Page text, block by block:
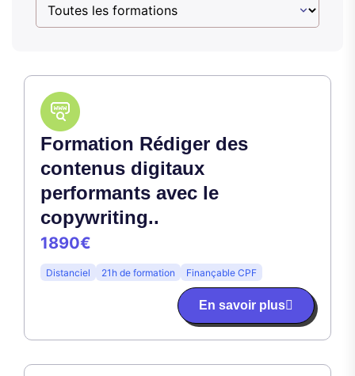
Formation Rédiger des
contenus digitaux
performants avec le
copywriting..
1890€
Distanciel 21h de formation Finançable CPF
En savoir plus